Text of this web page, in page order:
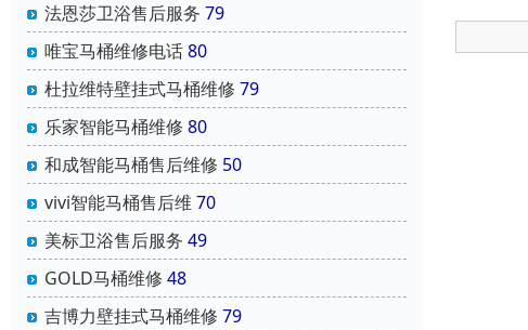
法恩莎卫浴售后服务 79
唯宝马桶维修电话80
杜拉维特壁挂式马桶维修 79
乐家智能马桶维修 80
和成智能马桶售后维修 50
vivi智能马桶售后维 70
美标卫浴售后服务 49
GOLD马桶维修 48
吉博力壁挂式马桶维修 79